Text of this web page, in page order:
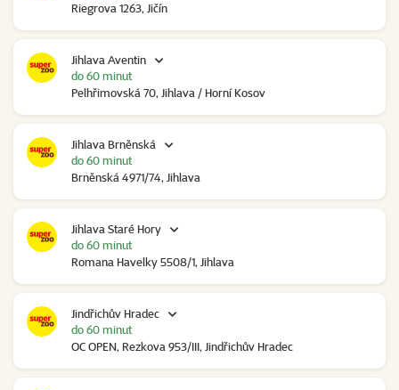
Riegrova 1263, Jičín
Jihlava Aventin
Pelhřimovská 70, Jihlava / Horní Kosov
do 60 minut
Jihlava Brněnská
Brněnská 4971/74, Jihlava
do 60 minut
Jihlava Staré Hory
Romana Havelky 5508/1, Jihlava
do 60 minut
Jindřichův Hradec
OC OPEN, Rezkova 953/III, Jindřichův Hradec
do 60 minut